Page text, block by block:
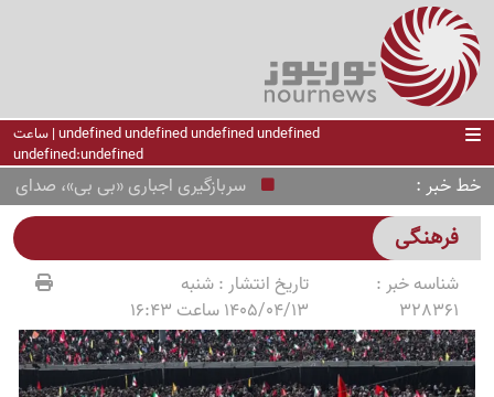
undefined undefined undefined undefined | ساعت
undefined:undefined
خط خبر سربازگیری اجباری «بی بی»، صدای
فرهنگی
شناسه خبر :
328361
تاریخ انتشار :شنبه
1405/04/13 ساعت 16:43